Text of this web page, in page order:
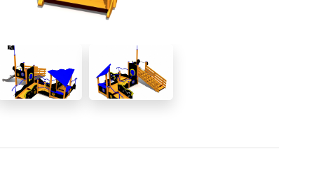
Calisthenics
Multisportfelder
Teqball-Tisch
Bewegungsgeräte für Senioren